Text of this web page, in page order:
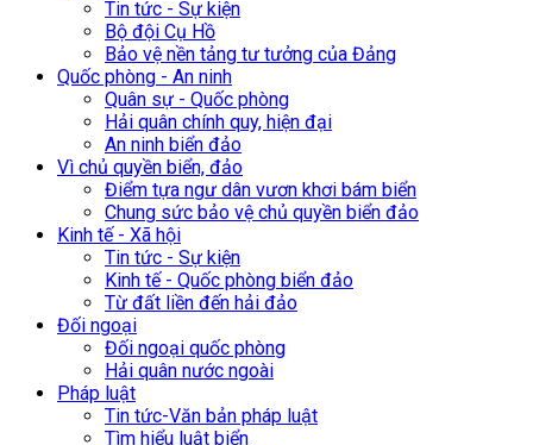
Tin tức - Sự kiện
Bộ đội Cụ Hồ
Bảo vệ nền tảng tư tưởng của Đảng
Quốc phòng - An ninh
Quân sự - Quốc phòng
Hải quân chính quy, hiện đại
An ninh biển đảo
Vì chủ quyền biển, đảo
Điểm tựa ngư dân vươn khơi bám biển
Chung sức bảo vệ chủ quyền biển đảo
Kinh tế - Xã hội
Tin tức - Sự kiện
Kinh tế - Quốc phòng biển đảo
Từ đất liền đến hải đảo
Đối ngoại
Đối ngoại quốc phòng
Hải quân nước ngoài
Pháp luật
Tin tức-Văn bản pháp luật
Tìm hiểu luật biển